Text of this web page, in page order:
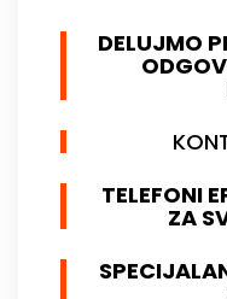
DELUJMO
TELEFONI
ZA